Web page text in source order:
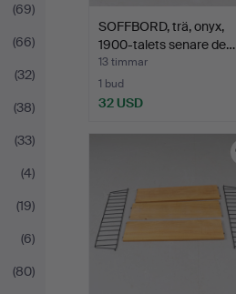
(69)
(66)
(32)
(38)
(33)
(4)
(19)
(6)
(80)
SOFFBORD, trä, onyx,
1900-talets senare de…
13 timmar
1 bud
32 USD